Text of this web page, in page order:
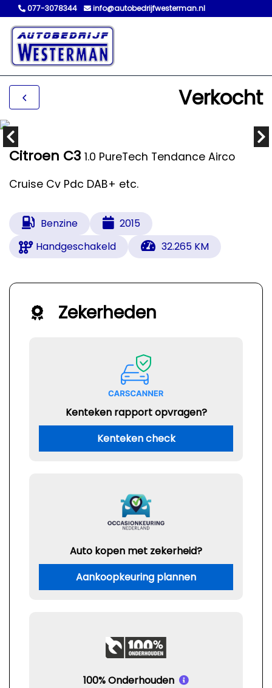
077-3078344 info@autobedrijfwesterman.nl
Verkocht
Citroen C3 1.0 PureTech Tendance Airco
Cruise Cv Pdc DAB+ etc.
Benzine
2015
Handgeschakeld
32.265 KM
Zekerheden
Kenteken rapport opvragen?
Kenteken check
Auto kopen met zekerheid?
Aankoopkeuring plannen
100% Onderhouden